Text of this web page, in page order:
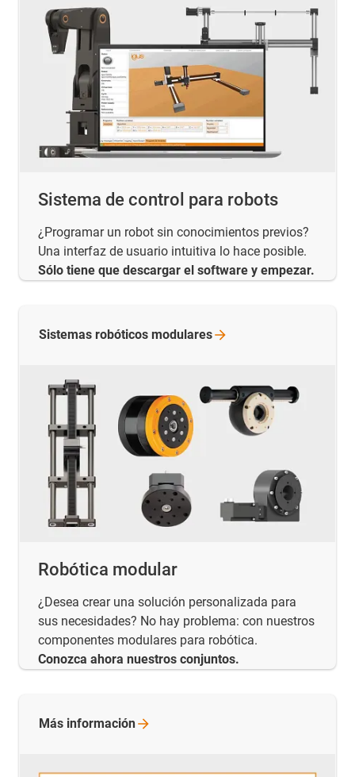
Sistema de control para robots
¿Programar un robot sin conocimientos previos?
Una interfaz de usuario intuitiva lo hace posible.
Sólo tiene que descargar el software y empezar.
Robótica modular
¿Desea crear una solución personalizada para
sus necesidades? No hay problema: con nuestros
componentes modulares para robótica.
Conozca ahora nuestros conjuntos.
Sistemas robóticos modulares
Más información